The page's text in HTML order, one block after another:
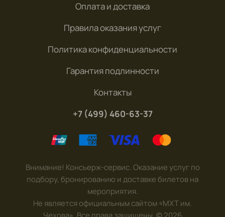
Оплата и доставка
Правила оказания услуг
Политика конфиденциальности
Гарантия подлинности
Контакты
+7 (499) 460-63-37
Внимание! Консьерж-сервис. Оказание услуг по
подбору, бронированию и доставке билетов на
мероприятия.
Не является официальным сайтом «МХТ им.